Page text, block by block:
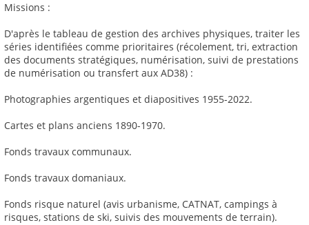
Missions :
D'après le tableau de gestion des archives physiques, traiter les
séries identifiées comme prioritaires (récolement, tri, extraction
des documents stratégiques, numérisation, suivi de prestations
de numérisation ou transfert aux AD38) :
Photographies argentiques et diapositives 1955-2022.
Cartes et plans anciens 1890-1970.
Fonds travaux communaux.
Fonds travaux domaniaux.
Fonds risque naturel (avis urbanisme, CATNAT, campings à
risques, stations de ski, suivis des mouvements de terrain).